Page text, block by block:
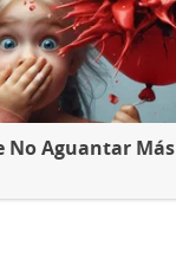
No Aguantar Más